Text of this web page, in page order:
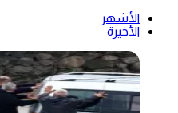
الأشهر
الأخيرة